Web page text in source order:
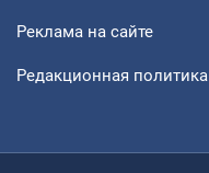
Реклама на сайте
Редакционная политика